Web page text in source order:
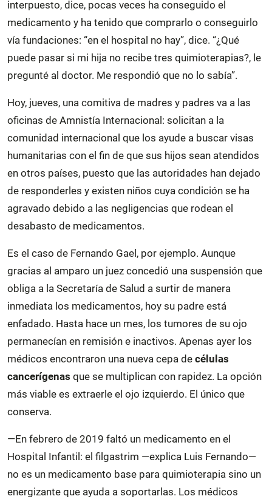
interpuesto, dice, pocas veces ha conseguido el
medicamento y ha tenido que comprarlo o conseguirlo
vía fundaciones: “en el hospital no hay”, dice. “¿Qué
puede pasar si mi hija no recibe tres quimioterapias?, le
pregunté al doctor. Me respondió que no lo sabía”.
Hoy, jueves, una comitiva de madres y padres va a las
oficinas de Amnistía Internacional: solicitan a la
comunidad internacional que los ayude a buscar visas
humanitarias con el fin de que sus hijos sean atendidos
en otros países, puesto que las autoridades han dejado
de responderles y existen niños cuya condición se ha
agravado debido a las negligencias que rodean el
desabasto de medicamentos.
Es el caso de Fernando Gael, por ejemplo. Aunque
gracias al amparo un juez concedió una suspensión que
obliga a la Secretaría de Salud a surtir de manera
inmediata los medicamentos, hoy su padre está
enfadado. Hasta hace un mes, los tumores de su ojo
permanecían en remisión e inactivos. Apenas ayer los
médicos encontraron una nueva cepa de células
cancerígenas que se multiplican con rapidez. La opción
más viable es extraerle el ojo izquierdo. El único que
conserva.
—En febrero de 2019 faltó un medicamento en el
Hospital Infantil: el filgastrim —explica Luis Fernando—
no es un medicamento base para quimioterapia sino un
energizante que ayuda a soportarlas. Los médicos